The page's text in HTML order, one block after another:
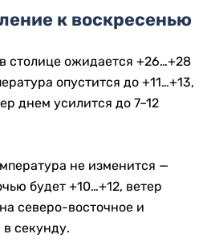
к воскресенью
столице ожидается +26…+28
опустится до +11…+13,
днем усилится до 7–12
не изменится —
будет +10…+12, ветер
северо-восточное и
в секунду.